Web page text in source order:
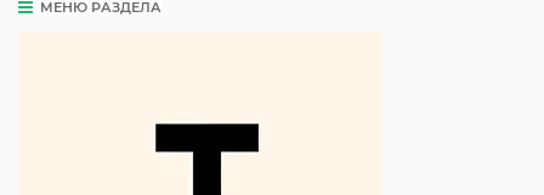
МЕНЮ РАЗДЕЛА